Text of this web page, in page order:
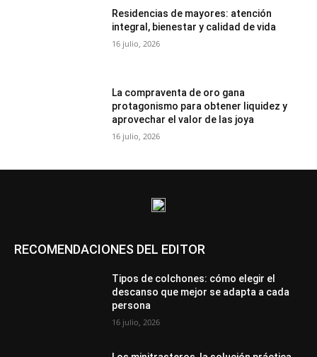
Residencias de mayores: atención
integral, bienestar y calidad de vida
16 julio, 2026
La compraventa de oro gana
protagonismo para obtener liquidez y
aprovechar el valor de las joya
16 julio, 2026
RECOMENDACIONES DEL EDITOR
Tipos de colchones: cómo elegir el
descanso que mejor se adapta a cada
persona
16 julio, 2026